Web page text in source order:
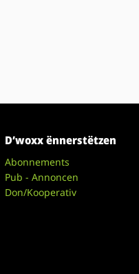
D’woxx ënnerstëtzen
Abonnements
Pub - Annoncen
Don/Kooperativ